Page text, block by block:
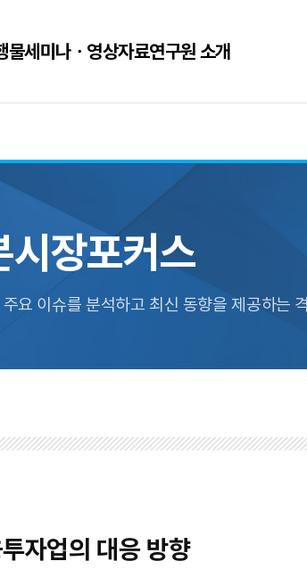
물세미나ㆍ영상자료연구원 소개
시장포커스
요 이슈를 분석하고 최신 동향을 제공하는
자업의 대응 방향